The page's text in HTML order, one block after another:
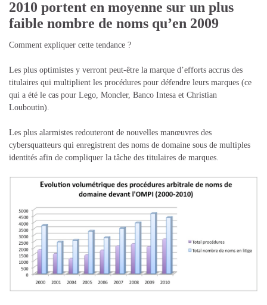
2010 portent en moyenne sur un plus
faible nombre de noms qu’en 2009
Comment expliquer cette tendance ?
Les plus optimistes y verront peut-être la marque d’efforts accrus des
titulaires qui multiplient les procédures pour défendre leurs marques (ce
qui a été le cas pour Lego, Moncler, Banco Intesa et Christian
Louboutin).
Les plus alarmistes redouteront de nouvelles manœuvres des
cybersquatteurs qui enregistrent des noms de domaine sous de multiples
identités afin de compliquer la tâche des titulaires de marques.